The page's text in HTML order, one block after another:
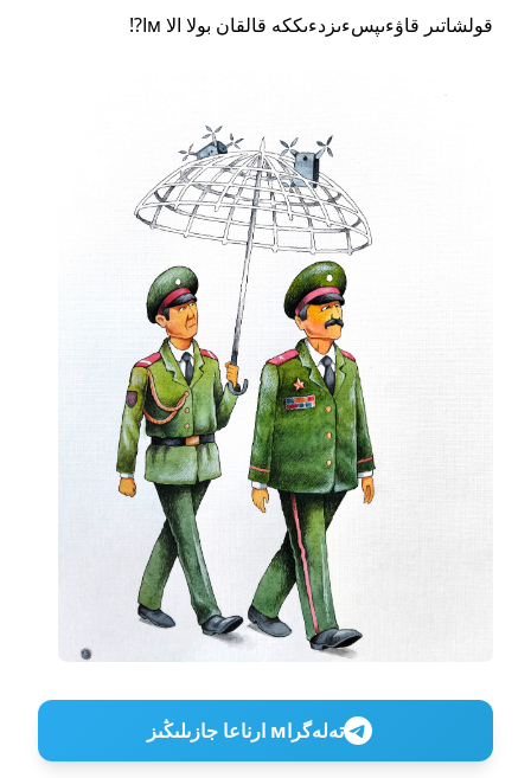
قولشاتىر قاۋءىپسءىزدءىككە قالقان بولا الا мا?!
تەلەگراм ارناعا جازىلىڭىز